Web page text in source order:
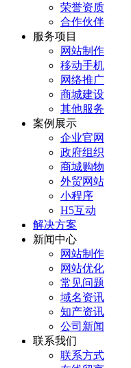
荣誉资质
合作伙伴
服务项目
网站制作
移动手机
网络推广
商城建设
其他服务
案例展示
企业官网
政府组织
商城购物
外贸网站
小程序
H5互动
解决方案
新闻中心
网站制作
网站优化
常见问题
域名资讯
知产资讯
公司新闻
联系我们
联系方式